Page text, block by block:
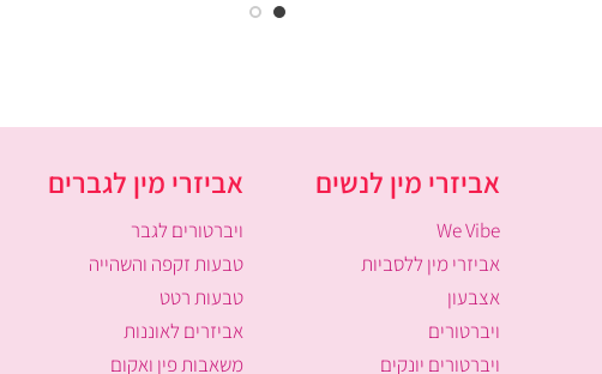
אביזרי מין לנשים
We Vibe
אביזרי מין ללסביות
אצבעון
ויברטורים
ויברטורים יונקים
אביזרי מין לגברים
ויברטורים לגבר
טבעות זקפה והשהייה
טבעות רטט
אביזרים לאוננות
משאבות פין ואקום